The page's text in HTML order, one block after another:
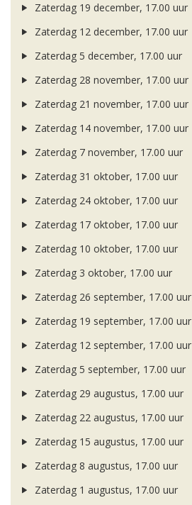
Zaterdag 19 december, 17.00 uur
Zaterdag 12 december, 17.00 uur
Zaterdag 5 december, 17.00 uur
Zaterdag 28 november, 17.00 uur
Zaterdag 21 november, 17.00 uur
Zaterdag 14 november, 17.00 uur
Zaterdag 7 november, 17.00 uur
Zaterdag 31 oktober, 17.00 uur
Zaterdag 24 oktober, 17.00 uur
Zaterdag 17 oktober, 17.00 uur
Zaterdag 10 oktober, 17.00 uur
Zaterdag 3 oktober, 17.00 uur
Zaterdag 26 september, 17.00 uur
Zaterdag 19 september, 17.00 uur
Zaterdag 12 september, 17.00 uur
Zaterdag 5 september, 17.00 uur
Zaterdag 29 augustus, 17.00 uur
Zaterdag 22 augustus, 17.00 uur
Zaterdag 15 augustus, 17.00 uur
Zaterdag 8 augustus, 17.00 uur
Zaterdag 1 augustus, 17.00 uur